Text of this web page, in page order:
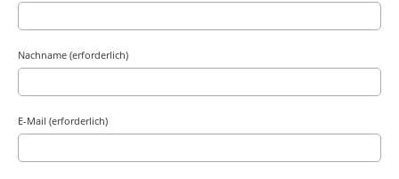
Nachname (erforderlich)
E-Mail (erforderlich)